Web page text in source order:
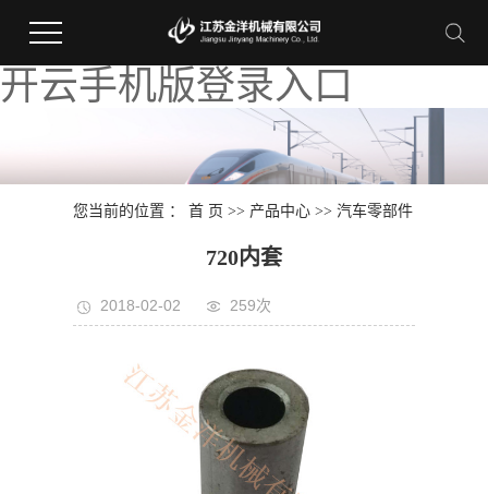
开云手机版登录入口
您当前的位置 ：首 页 >> 产品中心 >>汽车零部件
720内套
2018-02-02 259次